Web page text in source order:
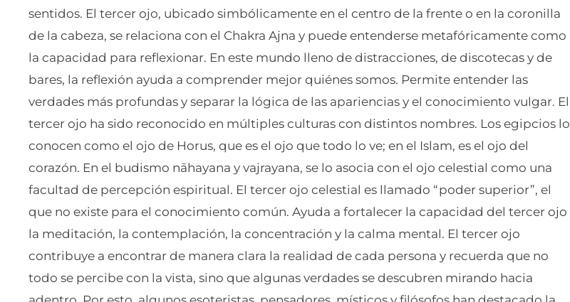
sentidos. El tercer ojo, ubicado simbólicamente en el centro de la frente o en la coronilla
de la cabeza, se relaciona con el Chakra Ajna y puede entenderse metafóricamente como
la capacidad para reflexionar. En este mundo lleno de distracciones, de discotecas y de
bares, la reflexión ayuda a comprender mejor quiénes somos. Permite entender las
verdades más profundas y separar la lógica de las apariencias y el conocimiento vulgar. El
tercer ojo ha sido reconocido en múltiples culturas con distintos nombres. Los egipcios lo
conocen como el ojo de Horus, que es el ojo que todo lo ve; en el Islam, es el ojo del
corazón. En el budismo nāhayana y vajrayana, se lo asocia con el ojo celestial como una
facultad de percepción espiritual. El tercer ojo celestial es llamado “poder superior”, el
que no existe para el conocimiento común. Ayuda a fortalecer la capacidad del tercer ojo
la meditación, la contemplación, la concentración y la calma mental. El tercer ojo
contribuye a encontrar de manera clara la realidad de cada persona y recuerda que no
todo se percibe con la vista, sino que algunas verdades se descubren mirando hacia